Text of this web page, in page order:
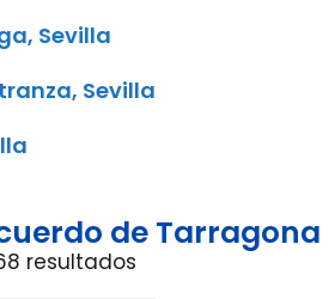
Sevilla
Sevilla
de Tarragona
resultados